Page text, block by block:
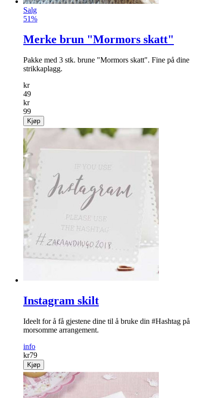
Salg
51%
Merke brun "Mormors skatt"
Pakke med 3 stk. brune "Mormors skatt". Fine på dine
strikkaplagg.
kr
49
kr
99
Kjøp
Instagram skilt
Ideelt for å få gjestene dine til å bruke din #Hashtag på
morsomme arrangement.
info
kr79
Kjøp